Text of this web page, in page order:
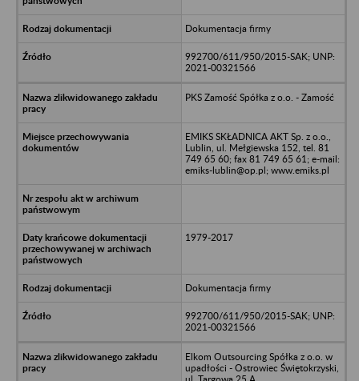
Dokumentacja firmy
992700/611/950/2015-SAK; UNP:
2021-00321566
PKS Zamość Spółka z o.o. - Zamość
EMIKS SKŁADNICA AKT Sp. z o.o.,
Lublin, ul. Mełgiewska 152, tel. 81
749 65 60; fax 81 749 65 61; e-mail:
emiks-lublin@op.pl; www.emiks.pl
1979-2017
Dokumentacja firmy
992700/611/950/2015-SAK; UNP:
2021-00321566
Elkom Outsourcing Spółka z o.o. w
upadłości - Ostrowiec Świętokrzyski,